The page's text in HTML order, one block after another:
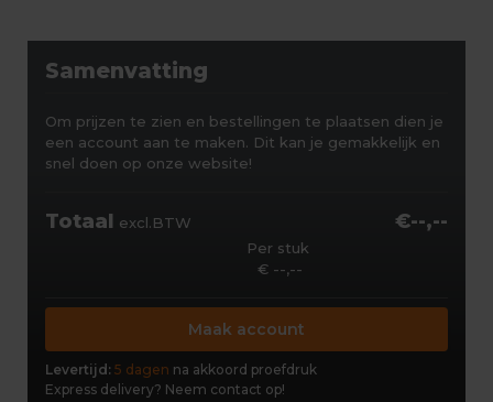
Samenvatting
Om prijzen te zien en bestellingen te plaatsen dien je
een account aan te maken. Dit kan je gemakkelijk en
snel doen op onze website!
Totaal excl.BTW €--,--
Per stuk
€ --,--
Maak account
Levertijd: 5 dagen na akkoord proefdruk
Express delivery? Neem contact op!